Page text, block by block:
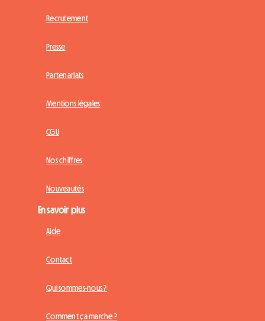
Recrutement
Presse
Partenariats
Mentions légales
CGU
Nos chiffres
Nouveautés
En savoir plus
Aide
Contact
Qui sommes-nous ?
Comment ça marche ?